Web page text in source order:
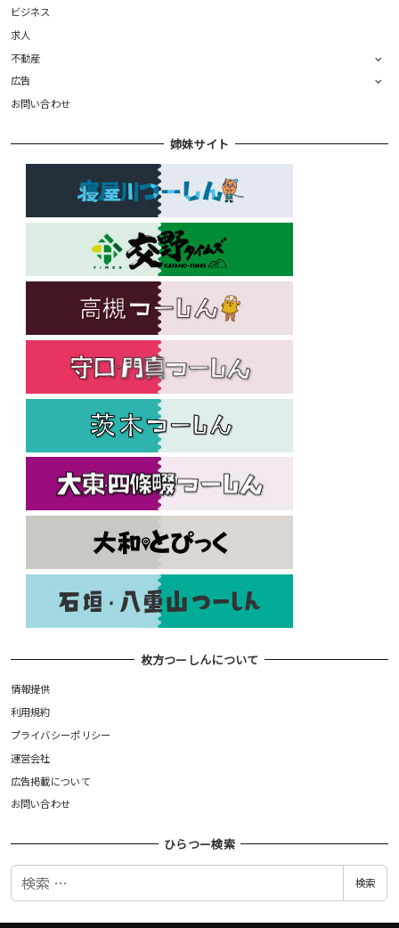
ビジネス
求人
不動産
広告
お問い合わせ
姉妹サイト
枚方つーしんについて
情報提供
利用規約
プライバシーポリシー
運営会社
広告掲載について
お問い合わせ
ひらつー検索
検
検索